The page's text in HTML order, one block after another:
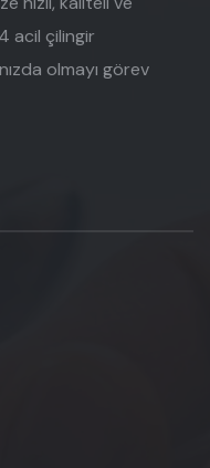
acil çilingir
olmayı görev